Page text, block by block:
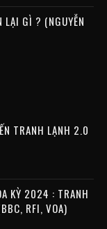
LẠI GÌ ? (NGUYỄN
TRANH LẠNH 2.0
KỲ 2024 : TRANH
RFI, VOA)